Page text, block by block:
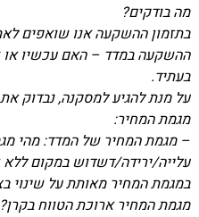
מה בודקים?
בתזמון ההשקעה אנו שואפים
ההשקעה במדד – האם עכשיו או
בעתיד.
על מנת להגיע למסקנה, נבדוק
מגמת המחיר:
– מגמת המחיר של המדד: מהי
עלייה/ירידה/דשדוש במקום ללא
במגמת המחיר מאותת על שינוי
מגמת המחיר ארוכת הטווח בקרן?